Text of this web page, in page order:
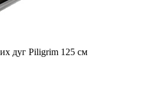
дуг Piligrim 125 см